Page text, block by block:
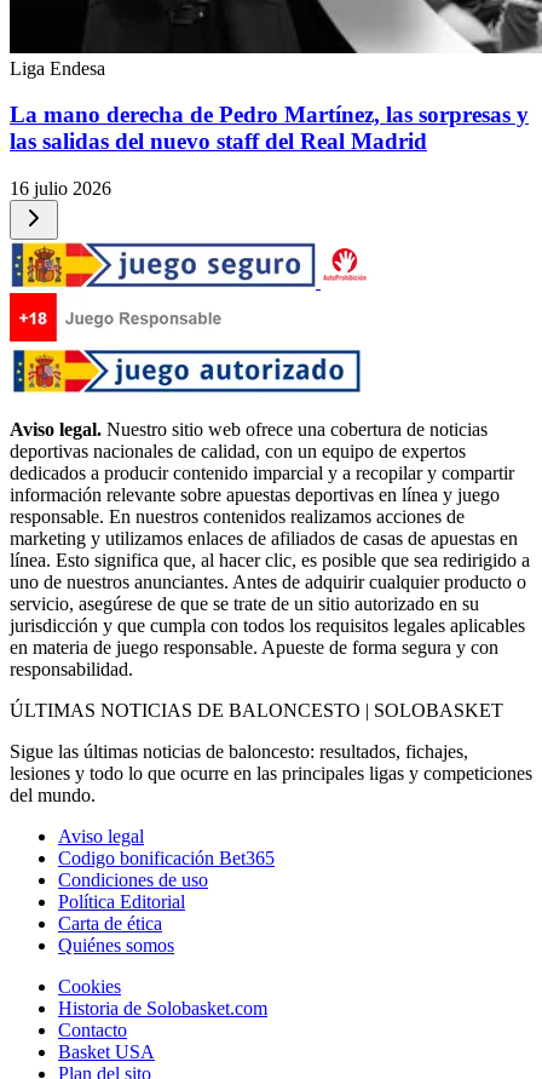
Liga Endesa
La mano derecha de Pedro Martínez, las sorpresas y
las salidas del nuevo staff del Real Madrid
16 julio 2026
Aviso legal. Nuestro sitio web ofrece una cobertura de noticias
deportivas nacionales de calidad, con un equipo de expertos
dedicados a producir contenido imparcial y a recopilar y compartir
información relevante sobre apuestas deportivas en línea y juego
responsable. En nuestros contenidos realizamos acciones de
marketing y utilizamos enlaces de afiliados de casas de apuestas en
línea. Esto significa que, al hacer clic, es posible que sea redirigido a
uno de nuestros anunciantes. Antes de adquirir cualquier producto o
servicio, asegúrese de que se trate de un sitio autorizado en su
jurisdicción y que cumpla con todos los requisitos legales aplicables
en materia de juego responsable. Apueste de forma segura y con
responsabilidad.
ÚLTIMAS NOTICIAS DE BALONCESTO | SOLOBASKET
Sigue las últimas noticias de baloncesto: resultados, fichajes,
lesiones y todo lo que ocurre en las principales ligas y competiciones
del mundo.
Aviso legal
Codigo bonificación Bet365
Condiciones de uso
Política Editorial
Carta de ética
Quiénes somos
Cookies
Historia de Solobasket.com
Contacto
Basket USA
Plan del sito